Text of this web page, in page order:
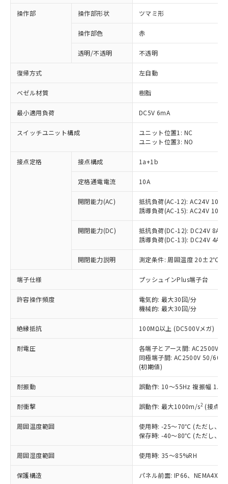
操作部 操作部形状 ツマミ形
操作部色 赤
透明/不透明 不透明
復帰方式 左自動
ベゼル材質 樹脂
最小適用負荷 DC5V 6mA
スイッチユニット構成
ユニット位置1: NC
ユニット位置3: NO
接点定格 接点構成 1a+1b
定格通電電流 10A
開閉能力(AC)
抵抗負荷(AC-12): AC24V 10A/
誘導負荷(AC-15): AC24V
開閉能力(DC)
抵抗負荷(DC-12): DC24V 8A/
誘導負荷(DC-13): DC24V 4A/
開閉能力説明 測定条件: 周囲温度 20±2℃、
端子仕様 プッシュインPlus端子台
許容操作頻度
電気的: 最大30回/分
機械的: 最大30回/分
絶縁抵抗 100MΩ以上 (DC500Vメガ)
耐電圧
各端子とアース間: AC2500V
同極端子間: AC2500V 50/
(初期値)
耐振動 誤動作: 10～55Hz 複振幅
耐衝撃 誤動作: 最大1000m/s2 (接点
周囲温度範囲
使用時: -25～70℃ (ただし、氷
保存時: -40～80℃ (ただし、氷
周囲湿度範囲 使用時: 35～85%RH
保護構造 パネル前面: IP66、NEMA4X,
ご利用条件
以下の条件をお読みいただき、同意のうえ
ご利用ください。
本サービスは、当社制御機器事業取扱
商品の当社在庫状況および標準価格
(税抜)を提供させていただくもので
本サービスの対象外となる商品もある
ことをご了承ください。
在庫状況および標準価格照会結果は、
記載している更新日時点での社内デー
タに基づき作成されるものであり、閲
覧された時点での実際の在庫および標
準価格とは異なる場合があることをご
※1 対応状況
対応済み：EU RoHS指令（10物質）の
非含有に対応した製品が提供可能な商品で
対応予定：EU RoHS指令（10物質）の非含
有に対応した製品に切り替える予定のある
商品です。
対応予定なし：EU RoHS指令（10物質）の
非含有に非対応の商品で、対応品を出す予
定はありません。
調査・確認中：EU RoHS指令（10物質）の
非含有の対応状況を調査中または確認中の
非該当品：ライセンス料など無形物で、有
害物質有無と関係のない商品です。
仕入先様の事情により、非含有部品として
いたものが、含有品と判明した場合などや
ミウム(Cd) 100ppm以下、
六価クロム(Cr(Ⅵ)) 1000ppm以下、ポリ臭化ビフェニル
類(PBB) 1000ppm以下、ポリ臭化ジフェニルエーテル類
(PBDE) 1000ppm以下、フタル酸ビス(2-エチルヘキシ
「○」：最大均質材料含有率が中国RoHSの
基準値以下であることを示します。
「×」：最大均質材料含有率が中国RoHSの
基準値を超えていることを示します。
「－」：未確認です。当社販売部門へお問
い合わせください。
Pb(鉛) :1000ppm、 Hg(水銀) : 1000ppm、 Cd(カドミウ
Cr(Ⅵ)(六価クロム) : 1000ppm、 PBBs(ポリ臭化ビフェ
当社は、これら貴社製品のうち、外国
為替および外国貿易法に定める商品
（以下｢規制貨物等」という）を輸出
または国外への提供する場合は、日本
国政府の輸出許可(または役務取引許
可)を取得するなどの必要な手続きを
号